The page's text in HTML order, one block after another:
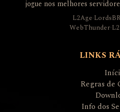
jogue nos melhores
L2Age·LordsBR
WebThunder·
LINKS
Regras de
Info dos